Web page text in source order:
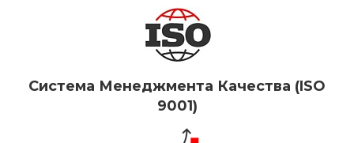
Система Менеджмента Качества (ISO
9001)